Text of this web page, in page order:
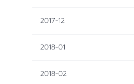
2017-12
2018-01
2018-02